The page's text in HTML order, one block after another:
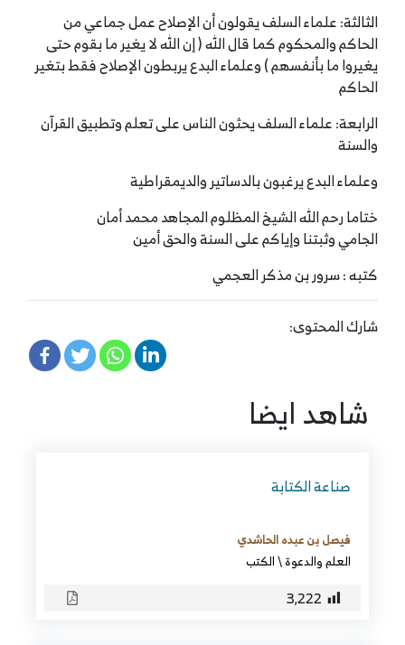
الثالثة: علماء السلف يقولون أن الإصلاح عمل جماعي من
الحاكم والمحكوم كما قال الله ( إن الله لا يغير ما بقوم حتى
يغيروا ما بأنفسهم ) وعلماء البدع يربطون الإصلاح فقط بتغير
الحاكم
الرابعة: علماء السلف يحثون الناس على تعلم وتطبيق القرآن
والسنة
وعلماء البدع يرغبون بالدساتير والديمقراطية
ختاما رحم الله الشيخ المظلوم المجاهد محمد أمان
الجامي وثبتنا وإياكم على السنة والحق أمين
كتبه : سرور بن مذكر العجمي
شارك المحتوى:
شاهد ايضا
صناعة الكتابة
فيصل بن عبده الحاشدي
العلم والدعوة\الكتب
3٬222